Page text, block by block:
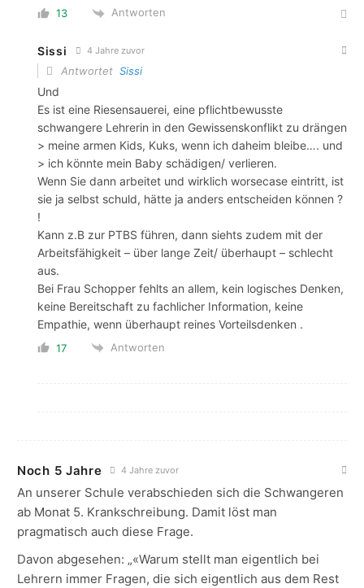
13 Antworten
Sissi 4 Jahre zuvor
Antwortet Sissi
Und
Es ist eine Riesensauerei, eine pflichtbewusste
schwangere Lehrerin in den Gewissenskonflikt zu drängen
> meine armen Kids, Kuks, wenn ich daheim bleibe…. und
> ich könnte mein Baby schädigen/ verlieren.
Wenn Sie dann arbeitet und wirklich worsecase eintritt, ist
sie ja selbst schuld, hätte ja anders entscheiden können ?
!
Kann z.B zur PTBS führen, dann siehts zudem mit der
Arbeitsfähigkeit – über lange Zeit/ überhaupt – schlecht
aus.
Bei Frau Schopper fehlts an allem, kein logisches Denken,
keine Bereitschaft zu fachlicher Information, keine
Empathie, wenn überhaupt reines Vorteilsdenken .
17 Antworten
Noch 5 Jahre 4 Jahre zuvor
An unserer Schule verabschieden sich die Schwangeren
ab Monat 5. Krankschreibung. Damit löst man
pragmatisch auch diese Frage.
Davon abgesehen: „«Warum stellt man eigentlich bei
Lehrern immer Fragen, die sich eigentlich aus dem Rest